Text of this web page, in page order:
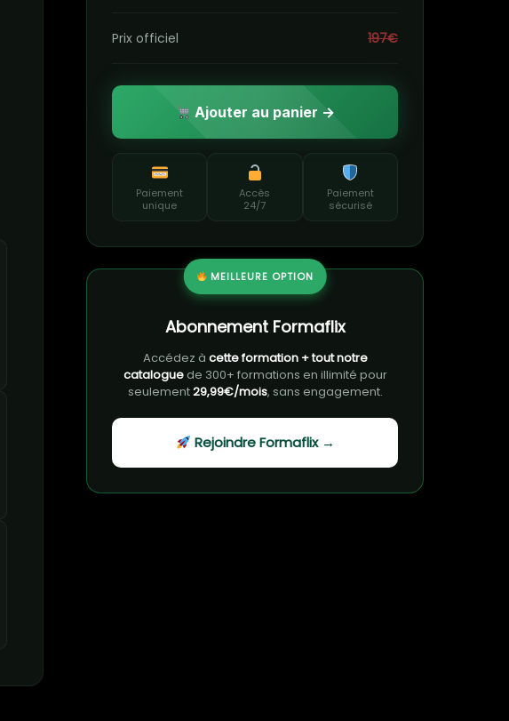
Prix officiel 197€
Ajouter au panier →
Paiement
unique
Accès
24/7
Paiement
sécurisé
MEILLEURE OPTION
Abonnement Formaflix
Accédez à cette formation + tout notre
cataloguede 300+ formations en illimité pour
seulement29,99€/mois, sans engagement.
Rejoindre Formaflix →